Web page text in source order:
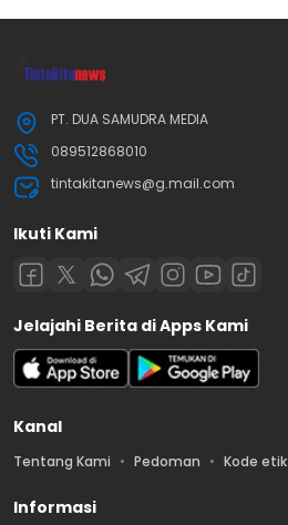
PT. DUA SAMUDRA MEDIA
089512868010
tintakitanews@g.mail.com
Ikuti Kami
Jelajahi Berita di Apps Kami
Kanal
Tentang Kami Pedoman Kode etik
Informasi